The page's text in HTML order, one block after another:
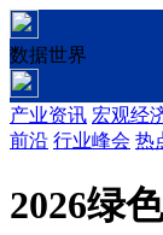
数据世界
产业资讯 宏观经
前沿 行业峰会 热
2026绿